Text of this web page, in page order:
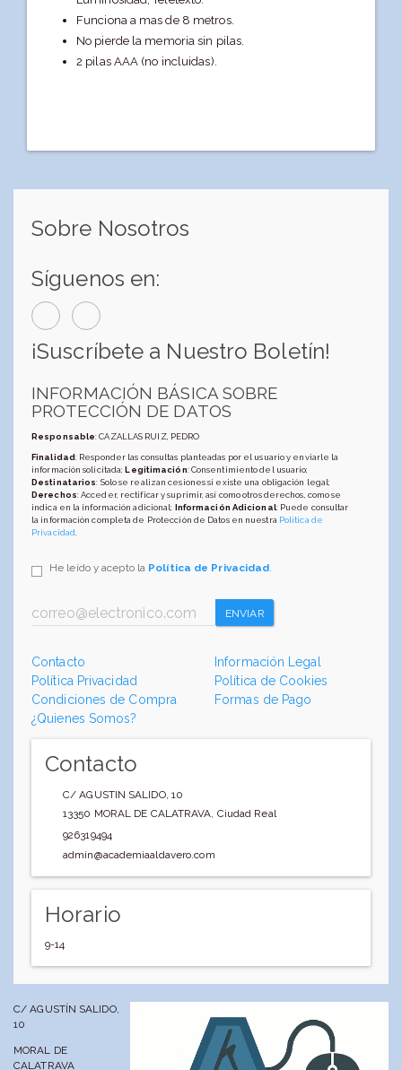
Funciona a mas de 8 metros.
No pierde la memoria sin pilas.
2 pilas AAA (no incluidas).
Sobre Nosotros
Síguenos en:
¡Suscríbete a Nuestro Boletín!
INFORMACIÓN BÁSICA SOBRE
PROTECCIÓN DE DATOS
Responsable: CAZALLAS RUIZ, PEDRO
Finalidad: Responder las consultas planteadas por el usuario y enviarle la
información solicitada;Legitimación: Consentimiento del usuario;
Destinatarios: Solo se realizan cesiones si existe una obligación legal;
Derechos: Acceder, rectificar y suprimir, así como otros derechos, como se
indica en la información adicional; Información Adicional: Puede consultar
la información completa de Protección de Datos en nuestra Política de
Privacidad
He leído y acepto la Política de Privacidad.
ENVIAR
Contacto
Información Legal
Política Privacidad
Política de Cookies
Condiciones de Compra
Formas de Pago
¿Quienes Somos?
Contacto
C/ AGUSTIN SALIDO, 10
13350 MORAL DE CALATRAVA, Ciudad Real
926319494
admin@academiaaldavero.com
Horario
9-14
C/ AGUSTÍN SALIDO,
10
MORAL DE
CALATRAVA